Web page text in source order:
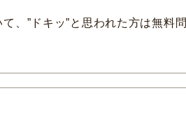
、”ドキッ”と思われた方は無料問